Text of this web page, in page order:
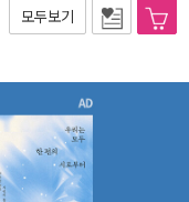
모두보기